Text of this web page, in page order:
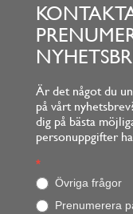
Är det något du
på vårt
dig på bästa
personuppgifter
Footerform
*
Övriga frågor
Prenumerera
O
m
d
u